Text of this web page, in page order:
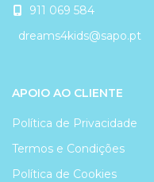
911 069 584
dreams4kids@sapo.pt
APOIO AO CLIENTE
Política de Privacidade
Termos e Condições
Política de Cookies